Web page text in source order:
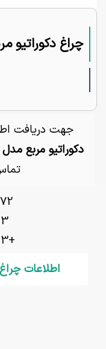
چراغ
جهت دریافت
دکوراتیو مربع
+989122988103
اطلاعات